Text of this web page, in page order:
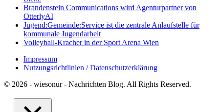
Brandenstein Communications wird Agenturpartner von
OtterlyAI
Jugend:Gemeinde:Service ist die zentrale Anlaufstelle für
kommunale Jugendarbeit
Volleyball-Kracher in der Sport Arena Wien
Impressum
Nutzungsrichtlinien / Datenschutzerklärung
© 2026 - wiesonur - Nachrichten Blog. All Rights Reserved.